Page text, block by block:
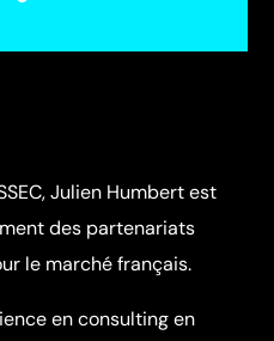
Julien Humbert est
des partenariats
le marché français.
en consulting en